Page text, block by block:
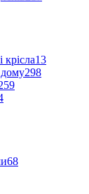
13
дому298
68